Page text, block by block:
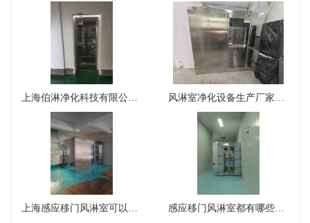
上海伯淋净化科技有限公司风淋室型号有哪些？ 风淋室净化设备生产厂家可以生产转角风淋室吗？
上海感应移门风淋室可以设计成L型吗? 感应移门风淋室都有哪些核心的组件